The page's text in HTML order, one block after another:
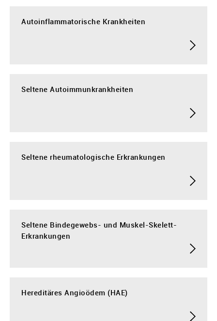
Autoinflammatorische Krankheiten
Seltene Autoimmunkrankheiten
Seltene rheumatologische Erkrankungen
Seltene Bindegewebs- und Muskel-Skelett-
Erkrankungen
Hereditäres Angioödem (HAE)